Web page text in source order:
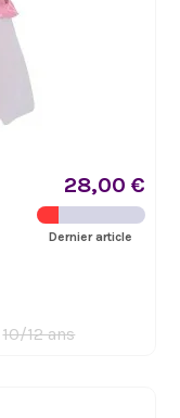
28,00 €
Dernier article
10/12 ans